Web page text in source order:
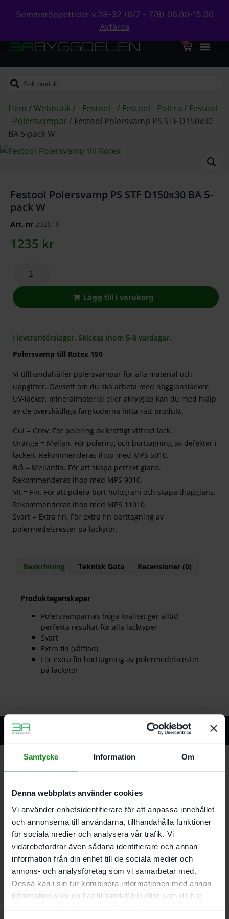
Samtycke Information Om
Denna webbplats använder cookies
Vi använder enhetsidentifierare för att anpassa innehållet
och annonserna till användarna, tillhandahålla funktioner
för sociala medier och analysera vår trafik. Vi
vidarebefordrar även sådana identifierare och annan
information från din enhet till de sociala medier och
annons- och analysföretag som vi samarbetar med.
Dessa kan i sin tur kombinera informationen med annan
information som du har tillhandahållit eller som de har
Sommaröppettider v.28-32 (6/7 - 7/8) 06.00-15.00
Avfärda
0
Hem /Webbutik/ - Festool -/ Festool - Polera / Festool
- Polersvampar / Festool Polersvamp PS STF D150x30
BA 5-pack W
Festool Polersvamp PS STF D150x30 BA 5-
pack W
Art. nr 202019
1235 kr
Lägg till i varukorg
I leverantörslager. Skickas inom 5-8 vardagar.
Polersvamp till Rotex 150
Vi tillhandahåller polersvampar för alla material och
uppgifter. Oavsett om du ska arbeta med högglanslacker,
UV-lacker, mineralmaterial eller akrylglas kan du med hjälp
av de överskådliga färgkoderna hitta rätt produkt.
Gul = Grov. För polering av kraftigt vittrad lack.
Orange = Mellan. För polering och borttagning av defekter i
lacken. Rekommenderas ihop med MPS 5010.
Blå = Mellanfin. För att skapa perfekt glans.
Rekommenderas ihop med MPS 9010.
Vit = Fin. För att polera bort hologram och skapa djupglans.
Rekommenderas ihop med MPS 11010.
Svart = Extra fin. För extra fin borttagning av
polermedelsrester på lackytor.
Beskrivning Teknisk Data Recensioner (0)
Produktegenskaper
Polersvamparnas höga kvalitet ger alltid
perfekta resultat för alla lacktyper
Svart
Extra fin (våfflad)
För extra fin borttagning av polermedelsrester
på lackytor
Relaterade produkter
336kr
Lägg till i varukorg
Festool Sprayförsegling MPA SV+/0.5L
424kr